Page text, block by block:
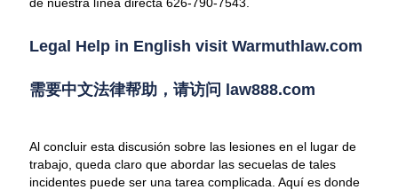
Legal Help in English visit Warmuthlaw.com
需要中文法律帮助，请访问 law888.com
Al concluir esta discusión sobre las lesiones en el lugar de
trabajo, queda claro que abordar las secuelas de tales
incidentes puede ser una tarea complicada. Aquí es donde